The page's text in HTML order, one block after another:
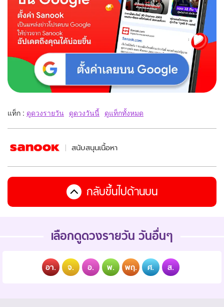
แท็ก : ดูดวงรายวัน ดูดวงวันนี้ ดูแท็กทั้งหมด
สนับสนุนเนื้อหา
กลับขึ้นไปด้านบน
เลือกดูดวงรายวัน วันอื่นๆ
อา. จ. อ. พ. พฤ. ศ. ส.